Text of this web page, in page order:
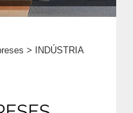
> INDÚSTRIA